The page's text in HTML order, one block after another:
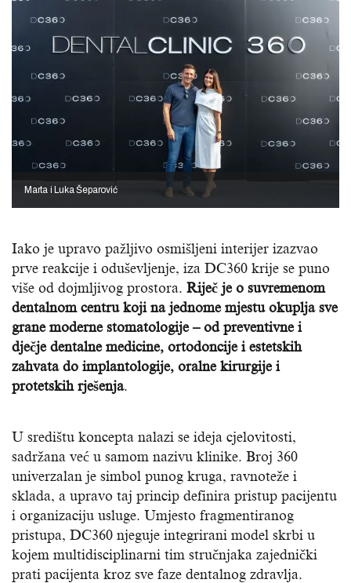
Marta i Luka Šeparović
Iako je upravo pažljivo osmišljeni interijer izazvao
prve reakcije i oduševljenje, iza DC360 krije se puno
više od dojmljivog prostora. Riječ je o suvremenom
dentalnom centru koji na jednome mjestu okuplja sve
grane moderne stomatologije – od preventivne i
dječje dentalne medicine, ortodoncije i estetskih
zahvata do implantologije, oralne kirurgije i
protetskih rješenja.
U središtu koncepta nalazi se ideja cjelovitosti,
sadržana već u samom nazivu klinike. Broj 360
univerzalan je simbol punog kruga, ravnoteže i
sklada, a upravo taj princip definira pristup pacijentu
i organizaciju usluge. Umjesto fragmentiranog
pristupa, DC360 njeguje integrirani model skrbi u
kojem multidisciplinarni tim stručnjaka zajednički
prati pacijenta kroz sve faze dentalnog zdravlja.